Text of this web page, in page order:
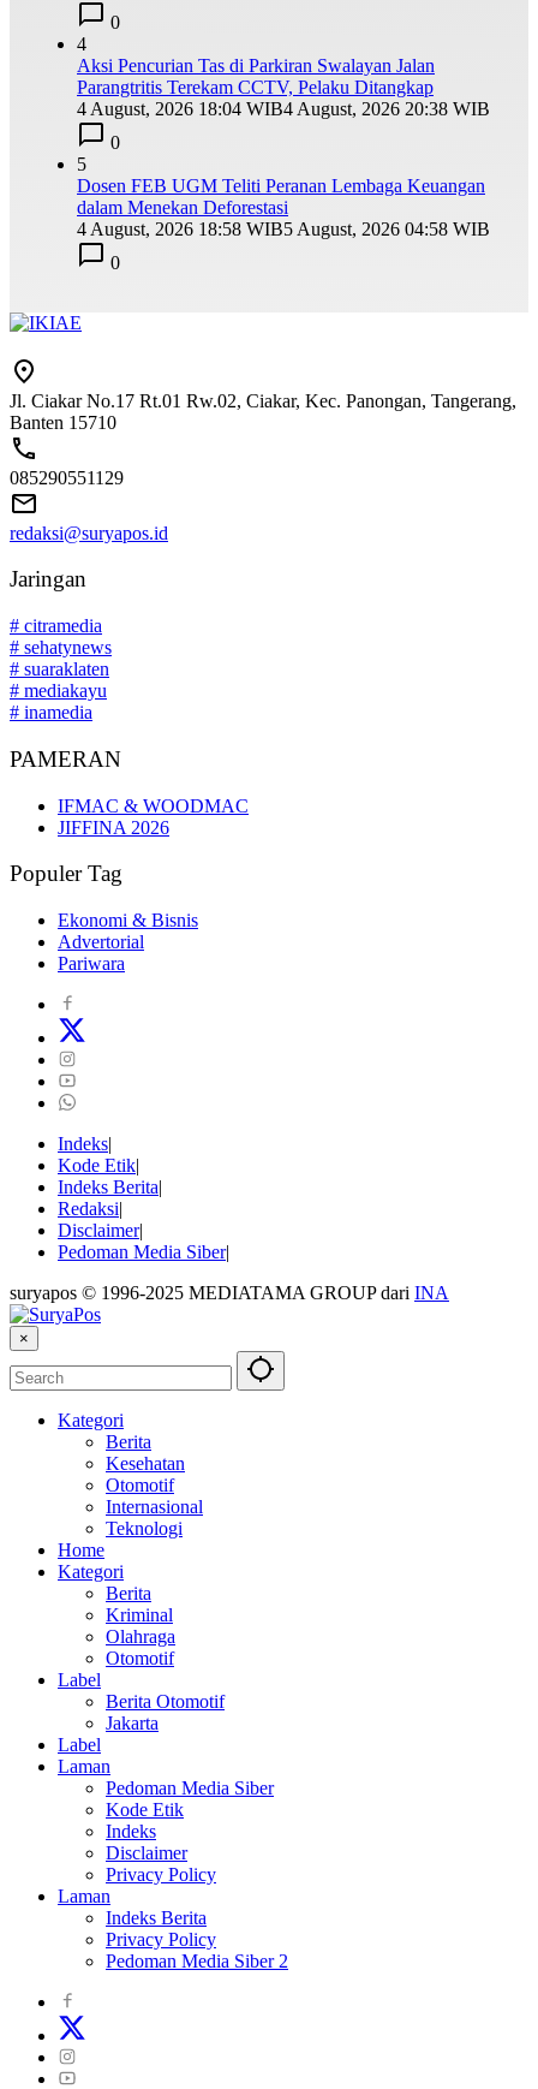
0
4
Aksi Pencurian Tas di Parkiran Swalayan Jalan
Parangtritis Terekam CCTV, Pelaku Ditangkap
4 August, 2026 18:04 WIB4 August, 2026 20:38 WIB
0
5
Dosen FEB UGM Teliti Peranan Lembaga Keuangan
dalam Menekan Deforestasi
4 August, 2026 18:58 WIB5 August, 2026 04:58 WIB
0
Jl. Ciakar No.17 Rt.01 Rw.02, Ciakar, Kec. Panongan, Tangerang,
Banten 15710
085290551129
redaksi@suryapos.id
Jaringan
# citramedia
# sehatynews
# suaraklaten
# mediakayu
# inamedia
PAMERAN
IFMAC & WOODMAC
JIFFINA 2026
Populer Tag
Ekonomi & Bisnis
Advertorial
Pariwara
Indeks
Kode Etik
Indeks Berita
Redaksi
Disclaimer
Pedoman Media Siber
suryapos © 1996-2025 MEDIATAMA GROUP dari INA
×
Kategori
Berita
Kesehatan
Otomotif
Internasional
Teknologi
Home
Kategori
Berita
Kriminal
Olahraga
Otomotif
Label
Berita Otomotif
Jakarta
Label
Laman
Pedoman Media Siber
Kode Etik
Indeks
Disclaimer
Privacy Policy
Laman
Indeks Berita
Privacy Policy
Pedoman Media Siber 2